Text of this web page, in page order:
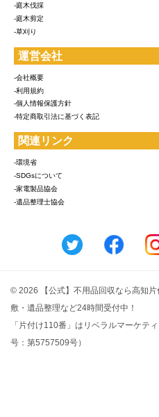
-庭木伐採
-庭木剪定
-草刈り
運営会社
-会社概要
-利用規約
-個人情報保護方針
-特定商取引法に基づく表記
関連リンク
-環境省
-SDGsについて
-家電製品協会
-遺品整理士協会
© 2026 【公式】不用品回収なら高知
敷・遺品整理など24時間受付中！
「片付け110番」はリベラルマーケテ
号：第5757509号）